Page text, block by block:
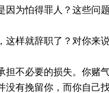
为怕得罪人？这些问
样就辞职了？对你来
不必要的损失。你赌
有挽留你，而你自己